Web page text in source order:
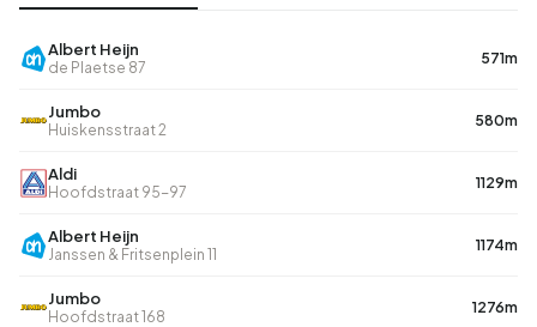
Albert Heijn
de Plaetse 87
571m
Jumbo
Huiskensstraat 2
580m
Aldi
Hoofdstraat 95-97
1129m
Albert Heijn
Janssen & Fritsenplein 11
1174m
Jumbo
Hoofdstraat 168
1276m